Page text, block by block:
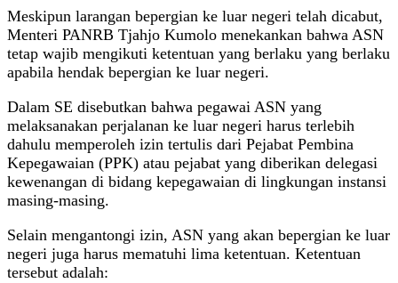
Meskipun larangan bepergian ke luar negeri telah dicabut,
Menteri PANRB Tjahjo Kumolo menekankan bahwa ASN
tetap wajib mengikuti ketentuan yang berlaku yang berlaku
apabila hendak bepergian ke luar negeri.
Dalam SE disebutkan bahwa pegawai ASN yang
melaksanakan perjalanan ke luar negeri harus terlebih
dahulu memperoleh izin tertulis dari Pejabat Pembina
Kepegawaian (PPK) atau pejabat yang diberikan delegasi
kewenangan di bidang kepegawaian di lingkungan instansi
masing-masing.
Selain mengantongi izin, ASN yang akan bepergian ke luar
negeri juga harus mematuhi lima ketentuan. Ketentuan
tersebut adalah: